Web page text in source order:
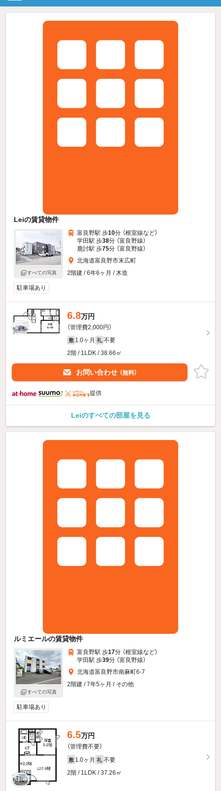
Leiの賃貸物件
すべての写真
富良野駅 歩10分 （根室線など）
学田駅 歩38分 （富良野線）
鹿討駅 歩75分 （富良野線）
北海道富良野市末広町
2階建 / 6年6ヶ月 / 木造
駐車場あり
6.8万円
（管理費2,000円）
敷 1.0ヶ月 礼 不要
2階 / 1LDK / 38.66㎡
お問い合わせ （無料）
提供
Leiのすべての部屋を見る
ルミエールの賃貸物件
すべての写真
富良野駅 歩17分 （根室線など）
学田駅 歩39分 （富良野線）
北海道富良野市南麻町6-7
2階建 / 7年5ヶ月 / その他
駐車場あり
6.5万円
（管理費不要）
敷 1.0ヶ月 礼 不要
2階 / 1LDK / 37.26㎡